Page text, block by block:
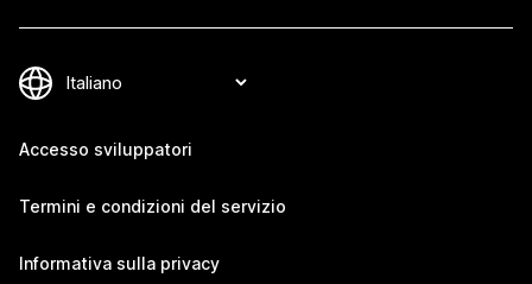
Accesso sviluppatori
Termini e condizioni del servizio
Informativa sulla privacy